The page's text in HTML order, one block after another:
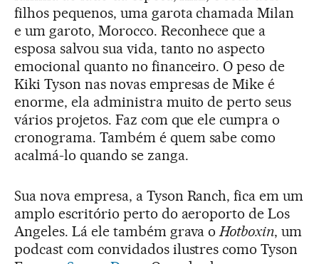
filhos pequenos, uma garota chamada Milan
e um garoto, Morocco. Reconhece que a
esposa salvou sua vida, tanto no aspecto
emocional quanto no financeiro. O peso de
Kiki Tyson nas novas empresas de Mike é
enorme, ela administra muito de perto seus
vários projetos. Faz com que ele cumpra o
cronograma. Também é quem sabe como
acalmá-lo quando se zanga.
Sua nova empresa, a Tyson Ranch, fica em um
amplo escritório perto do aeroporto de Los
Angeles. Lá ele também grava o Hotboxin, um
podcast com convidados ilustres como Tyson